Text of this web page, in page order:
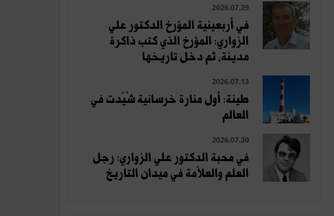
2026.07.29
في أربعينية المؤرخ الدكتور علي
الزواري: المؤرخ الذي كتب ذاكرة
مدينة، ثم دخل تاريخها
2026.07.13
طينة: أول منارة خرسانية شُيّدت في
العالم
2026.07.30
في محبة الدكتور علي الزواري: رجل
العلم والعلاّمة في ميدان التاريخ